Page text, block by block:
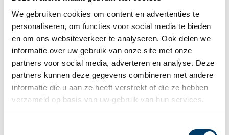
We gebruiken cookies om content en advertenties te
personaliseren, om functies voor social media te bieden
en om ons websiteverkeer te analyseren. Ook delen we
informatie over uw gebruik van onze site met onze
partners voor social media, adverteren en analyse. Deze
partners kunnen deze gegevens combineren met andere
informatie die u aan ze heeft verstrekt of die ze hebben
verzameld op basis van uw gebruik van hun services.
al een regeling waarbij voortbrengingskosten van
immateriële vaste activa ineens kunnen worden
afgeschreven. Daarnaast ondersteunt Nederland
ondersteunt R&D op fiscaal vlak momenteel via
regelingen als de WBSO en de innovatiebox.
Impact voor beleggers
Voor Nederlandse beleggers ligt de impact vooral in
de samenloop met de voorgenomen box